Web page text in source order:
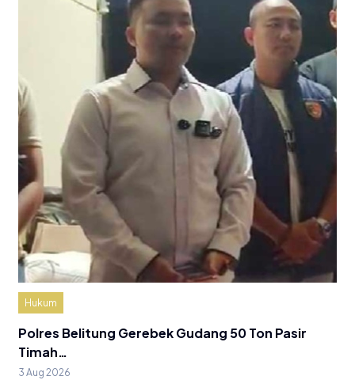
Hukum
Polres Belitung Gerebek Gudang 50 Ton Pasir
Timah…
3 Aug 2026